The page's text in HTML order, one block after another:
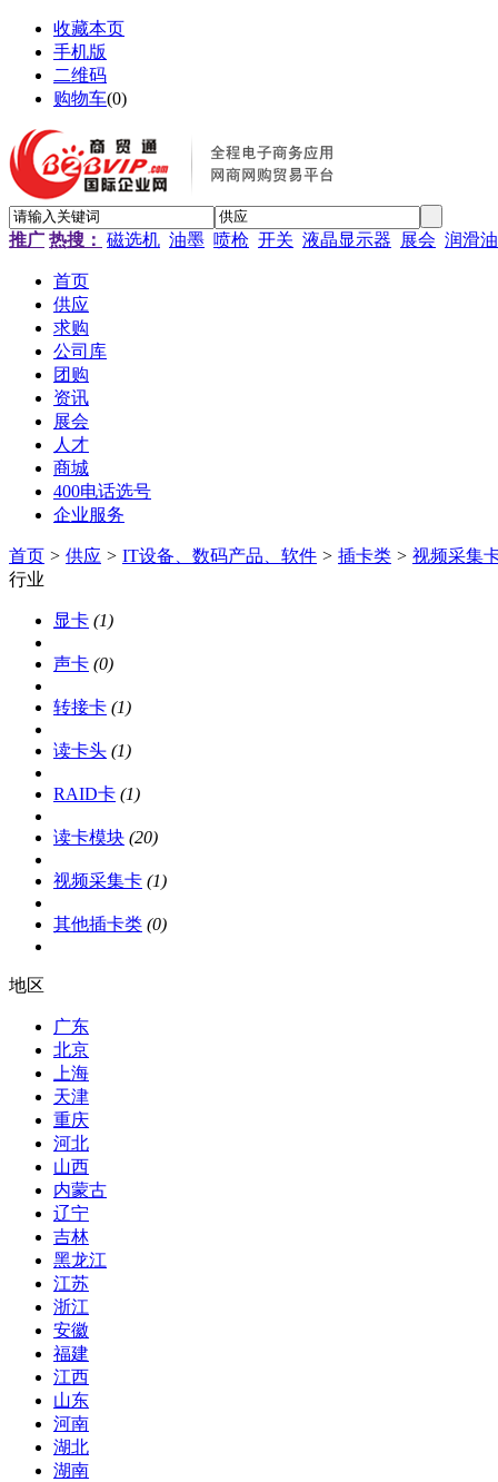
收藏本页
手机版
二维码
购物车(0)
推广 热搜： 磁选机 油墨 喷枪 开关 液晶显示器 展会 润滑油
首页
供应
求购
公司库
团购
资讯
展会
人才
商城
400电话选号
企业服务
首页 > 供应 > IT设备、数码产品、软件 > 插卡类 > 视频采集
行业
显卡 (1)
声卡 (0)
转接卡 (1)
读卡头 (1)
RAID卡 (1)
读卡模块 (20)
视频采集卡 (1)
其他插卡类 (0)
地区
广东
北京
上海
天津
重庆
河北
山西
内蒙古
辽宁
吉林
黑龙江
江苏
浙江
安徽
福建
江西
山东
河南
湖北
湖南